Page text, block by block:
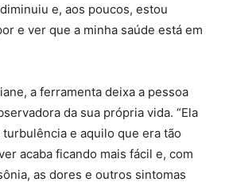
e, aos poucos, estou
e ver que a minha saúde está em
a ferramenta deixa a pessoa
da sua própria vida. “Ela
e aquilo que era tão
acaba ficando mais fácil e, com
as dores e outros sintomas